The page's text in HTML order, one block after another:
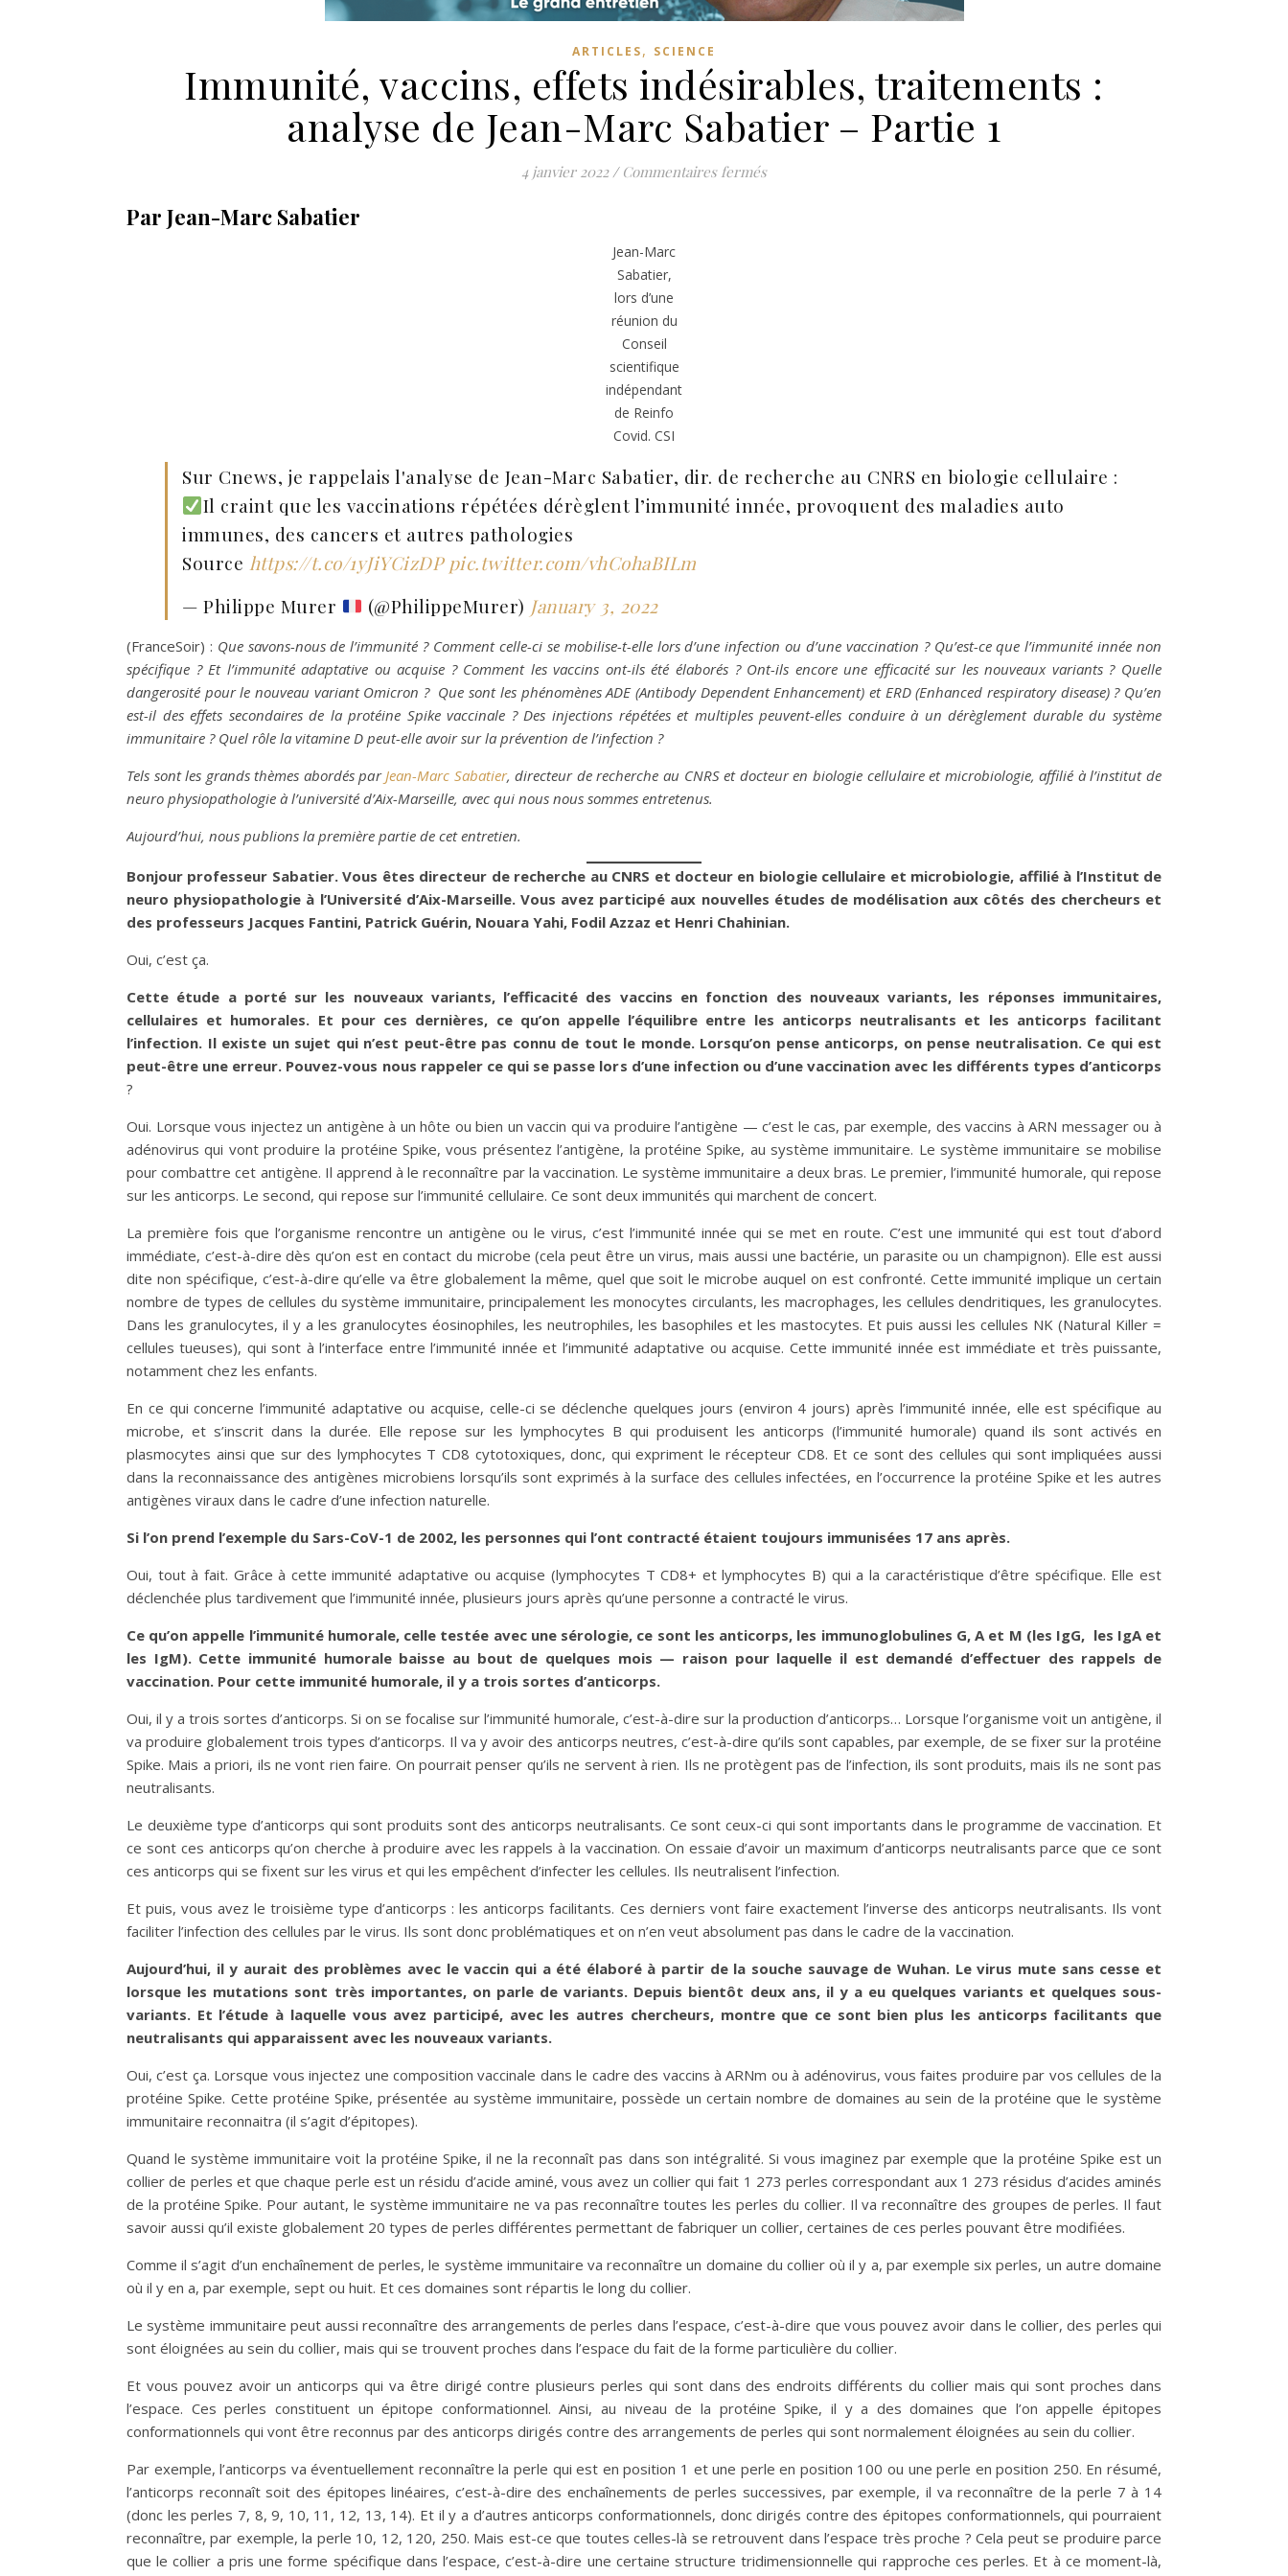
ARTICLES, SCIENCE
Immunité, vaccins, effets indésirables, traitements :
analyse de Jean-Marc Sabatier – Partie 1
4 janvier 2022 / Commentaires ferméssur Immunité, vaccins, effets indésirables, traitements : analyse de Jean-Marc
Par Jean-Marc Sabatier
Jean-Marc
Sabatier,
lors d’une
réunion du
Conseil
scientifique
indépendant
de Reinfo
Covid. CSI
Sur Cnews, je rappelais l'analyse de Jean-Marc Sabatier, dir. de recherche au CNRS en biologie cellulaire :
Il craint que les vaccinations répétées dérèglent l’immunité innée, provoquent des maladies auto
immunes, des cancers et autres pathologies
Source https://t.co/1yJiYCizDP pic.twitter.com/vhCohaBILm
— Philippe Murer
(@PhilippeMurer) January 3, 2022
(FranceSoir) : Que savons-nous de l’immunité ? Comment celle-ci se mobilise-t-elle lors d’une infection ou d’une vaccination ? Qu’est-ce que l’immunité innée non
spécifique ? Et l’immunité adaptative ou acquise ? Comment les vaccins ont-ils été élaborés ? Ont-ils encore une efficacité sur les nouveaux variants ? Quelle
dangerosité pour le nouveau variant Omicron ? Que sont les phénomènes ADE (Antibody Dependent Enhancement) et ERD (Enhanced respiratory disease) ? Qu’en
est-il des effets secondaires de la protéine Spike vaccinale ? Des injections répétées et multiples peuvent-elles conduire à un dérèglement durable du système
immunitaire ? Quel rôle la vitamine D peut-elle avoir sur la prévention de l’infection ?
Tels sont les grands thèmes abordés parJean-Marc Sabatier, directeur de recherche au CNRS et docteur en biologie cellulaire et microbiologie, affilié à l’institut de
neuro physiopathologie à l’université d’Aix-Marseille, avec qui nous nous sommes entretenus.
Aujourd’hui, nous publions la première partie de cet entretien.
Bonjour professeur Sabatier. Vous êtes directeur de recherche au CNRS et docteur en biologie cellulaire et microbiologie, affilié à l’Institut de
neuro physiopathologie à l’Université d’Aix-Marseille. Vous avez participé aux nouvelles études de modélisation aux côtés des chercheurs et
des professeurs Jacques Fantini, Patrick Guérin, Nouara Yahi, Fodil Azzaz et Henri Chahinian.
Oui, c’est ça.
Cette étude a porté sur les nouveaux variants, l’efficacité des vaccins en fonction des nouveaux variants, les réponses immunitaires,
cellulaires et humorales. Et pour ces dernières, ce qu’on appelle l’équilibre entre les anticorps neutralisants et les anticorps facilitant
l’infection. Il existe un sujet qui n’est peut-être pas connu de tout le monde. Lorsqu’on pense anticorps, on pense neutralisation. Ce qui est
peut-être une erreur. Pouvez-vous nous rappeler ce qui se passe lors d’une infection ou d’une vaccination avec les différents types d’anticorps
?
Oui. Lorsque vous injectez un antigène à un hôte ou bien un vaccin qui va produire l’antigène — c’est le cas, par exemple, des vaccins à ARN messager ou à
adénovirus qui vont produire la protéine Spike, vous présentez l’antigène, la protéine Spike, au système immunitaire. Le système immunitaire se mobilise
pour combattre cet antigène. Il apprend à le reconnaître par la vaccination. Le système immunitaire a deux bras. Le premier, l’immunité humorale, qui repose
sur les anticorps. Le second, qui repose sur l’immunité cellulaire. Ce sont deux immunités qui marchent de concert.
La première fois que l’organisme rencontre un antigène ou le virus, c’est l’immunité innée qui se met en route. C’est une immunité qui est tout d’abord
immédiate, c’est-à-dire dès qu’on est en contact du microbe (cela peut être un virus, mais aussi une bactérie, un parasite ou un champignon). Elle est aussi
dite non spécifique, c’est-à-dire qu’elle va être globalement la même, quel que soit le microbe auquel on est confronté. Cette immunité implique un certain
nombre de types de cellules du système immunitaire, principalement les monocytes circulants, les macrophages, les cellules dendritiques, les granulocytes.
Dans les granulocytes, il y a les granulocytes éosinophiles, les neutrophiles, les basophiles et les mastocytes. Et puis aussi les cellules NK (Natural Killer =
cellules tueuses), qui sont à l’interface entre l’immunité innée et l’immunité adaptative ou acquise. Cette immunité innée est immédiate et très puissante,
notamment chez les enfants.
En ce qui concerne l’immunité adaptative ou acquise, celle-ci se déclenche quelques jours (environ 4 jours) après l’immunité innée, elle est spécifique au
microbe, et s’inscrit dans la durée. Elle repose sur les lymphocytes B qui produisent les anticorps (l’immunité humorale) quand ils sont activés en
plasmocytes ainsi que sur des lymphocytes T CD8 cytotoxiques, donc, qui expriment le récepteur CD8. Et ce sont des cellules qui sont impliquées aussi
dans la reconnaissance des antigènes microbiens lorsqu’ils sont exprimés à la surface des cellules infectées, en l’occurrence la protéine Spike et les autres
antigènes viraux dans le cadre d’une infection naturelle.
Si l’on prend l’exemple du Sars-CoV-1 de 2002, les personnes qui l’ont contracté étaient toujours immunisées 17 ans après.
Oui, tout à fait. Grâce à cette immunité adaptative ou acquise (lymphocytes T CD8+ et lymphocytes B) qui a la caractéristique d’être spécifique. Elle est
déclenchée plus tardivement que l’immunité innée, plusieurs jours après qu’une personne a contracté le virus.
Ce qu’on appelle l’immunité humorale, celle testée avec une sérologie, ce sont les anticorps, les immunoglobulines G, A et M (les IgG, les IgA et
les IgM). Cette immunité humorale baisse au bout de quelques mois — raison pour laquelle il est demandé d’effectuer des rappels de
vaccination. Pour cette immunité humorale, il y a trois sortes d’anticorps.
Oui, il y a trois sortes d’anticorps. Si on se focalise sur l’immunité humorale, c’est-à-dire sur la production d’anticorps… Lorsque l’organisme voit un antigène, il
va produire globalement trois types d’anticorps. Il va y avoir des anticorps neutres, c’est-à-dire qu’ils sont capables, par exemple, de se fixer sur la protéine
Spike. Mais a priori, ils ne vont rien faire. On pourrait penser qu’ils ne servent à rien. Ils ne protègent pas de l’infection, ils sont produits, mais ils ne sont pas
neutralisants.
Le deuxième type d’anticorps qui sont produits sont des anticorps neutralisants. Ce sont ceux-ci qui sont importants dans le programme de vaccination. Et
ce sont ces anticorps qu’on cherche à produire avec les rappels à la vaccination. On essaie d’avoir un maximum d’anticorps neutralisants parce que ce sont
ces anticorps qui se fixent sur les virus et qui les empêchent d’infecter les cellules. Ils neutralisent l’infection.
Et puis, vous avez le troisième type d’anticorps : les anticorps facilitants. Ces derniers vont faire exactement l’inverse des anticorps neutralisants. Ils vont
faciliter l’infection des cellules par le virus. Ils sont donc problématiques et on n’en veut absolument pas dans le cadre de la vaccination.
Aujourd’hui, il y aurait des problèmes avec le vaccin qui a été élaboré à partir de la souche sauvage de Wuhan. Le virus mute sans cesse et
lorsque les mutations sont très importantes, on parle de variants. Depuis bientôt deux ans, il y a eu quelques variants et quelques sous-
variants. Et l’étude à laquelle vous avez participé, avec les autres chercheurs, montre que ce sont bien plus les anticorps facilitants que
neutralisants qui apparaissent avec les nouveaux variants.
Oui, c’est ça. Lorsque vous injectez une composition vaccinale dans le cadre des vaccins à ARNm ou à adénovirus, vous faites produire par vos cellules de la
protéine Spike. Cette protéine Spike, présentée au système immunitaire, possède un certain nombre de domaines au sein de la protéine que le système
immunitaire reconnaitra (il s’agit d’épitopes).
Quand le système immunitaire voit la protéine Spike, il ne la reconnaît pas dans son intégralité. Si vous imaginez par exemple que la protéine Spike est un
collier de perles et que chaque perle est un résidu d’acide aminé, vous avez un collier qui fait 1 273 perles correspondant aux 1 273 résidus d’acides aminés
de la protéine Spike. Pour autant, le système immunitaire ne va pas reconnaître toutes les perles du collier. Il va reconnaître des groupes de perles. Il faut
savoir aussi qu’il existe globalement 20 types de perles différentes permettant de fabriquer un collier, certaines de ces perles pouvant être modifiées.
Comme il s’agit d’un enchaînement de perles, le système immunitaire va reconnaître un domaine du collier où il y a, par exemple six perles, un autre domaine
où il y en a, par exemple, sept ou huit. Et ces domaines sont répartis le long du collier.
Le système immunitaire peut aussi reconnaître des arrangements de perles dans l’espace, c’est-à-dire que vous pouvez avoir dans le collier, des perles qui
sont éloignées au sein du collier, mais qui se trouvent proches dans l’espace du fait de la forme particulière du collier.
Et vous pouvez avoir un anticorps qui va être dirigé contre plusieurs perles qui sont dans des endroits différents du collier mais qui sont proches dans
l’espace. Ces perles constituent un épitope conformationnel. Ainsi, au niveau de la protéine Spike, il y a des domaines que l’on appelle épitopes
conformationnels qui vont être reconnus par des anticorps dirigés contre des arrangements de perles qui sont normalement éloignées au sein du collier.
Par exemple, l’anticorps va éventuellement reconnaître la perle qui est en position 1 et une perle en position 100 ou une perle en position 250. En résumé,
l’anticorps reconnaît soit des épitopes linéaires, c’est-à-dire des enchaînements de perles successives, par exemple, il va reconnaître de la perle 7 à 14
(donc les perles 7, 8, 9, 10, 11, 12, 13, 14). Et il y a d’autres anticorps conformationnels, donc dirigés contre des épitopes conformationnels, qui pourraient
reconnaître, par exemple, la perle 10, 12, 120, 250. Mais est-ce que toutes celles-là se retrouvent dans l’espace très proche ? Cela peut se produire parce
que le collier a pris une forme spécifique dans l’espace, c’est-à-dire une certaine structure tridimensionnelle qui rapproche ces perles. Et à ce moment-là,